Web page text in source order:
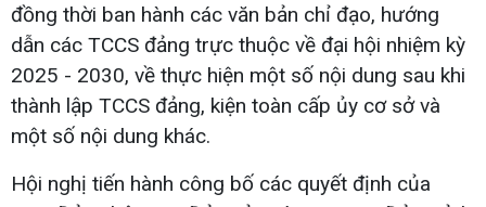
đồng thời ban hành các văn bản chỉ đạo, hướng
dẫn các TCCS đảng trực thuộc về đại hội nhiệm kỳ
2025 - 2030, về thực hiện một số nội dung sau khi
thành lập TCCS đảng, kiện toàn cấp ủy cơ sở và
một số nội dung khác.
Hội nghị tiến hành công bố các quyết định của